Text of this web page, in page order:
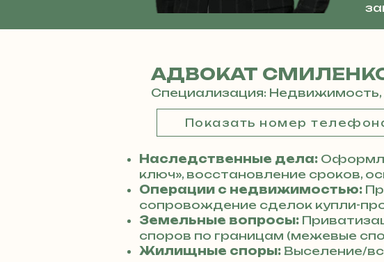
АДВОКАТ
Специализация:
Показать номер
Наследственные дела:
ключ», восстановление сроков,
Операции с недвижимостью:
сопровождение сделок купли-
Земельные вопросы:
споров по границам (межевые
Жилищные споры: Выселение/